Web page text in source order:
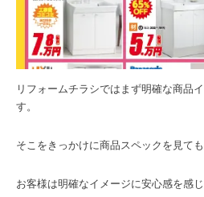
リフォームチラシではまず明確な商品
す。
そこをきっかけに商品スペックを見ても
お客様は明確なイメージに安心感を感じ